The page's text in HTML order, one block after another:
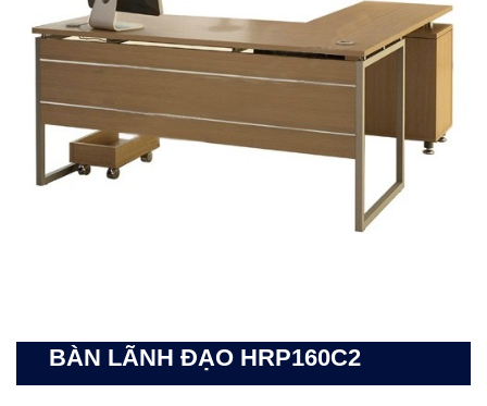
BÀN LÃNH ĐẠO HRP160C2